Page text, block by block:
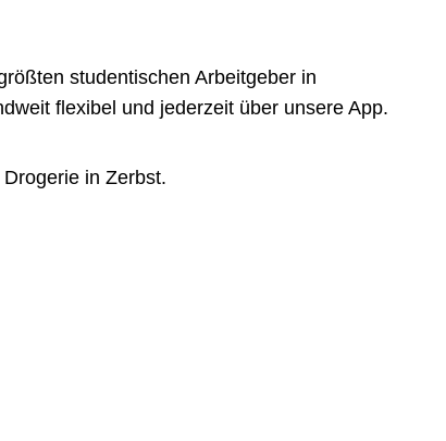
studentischen Arbeitgeber in
flexibel und jederzeit über unsere App.
in Zerbst.